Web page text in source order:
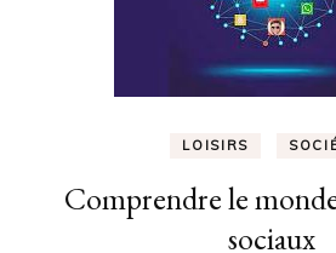
LOISIRS
Comprendre le
sociaux